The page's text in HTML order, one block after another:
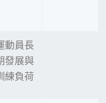
動員長
發展與
練負荷